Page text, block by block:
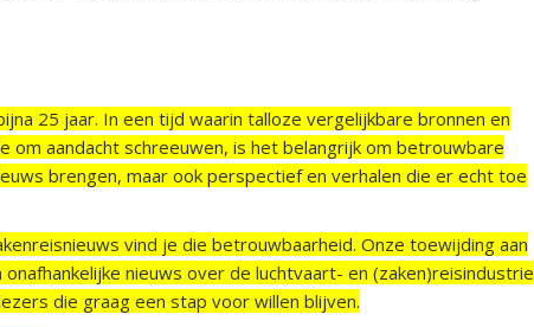
25 jaar. In een tijd waarin talloze vergelijkbare bronnen en
om aandacht schreeuwen, is het belangrijk om betrouwbare
brengen, maar ook perspectief en verhalen die er echt toe
vind je die betrouwbaarheid. Onze toewijding aan
nieuws over de luchtvaart- en (zaken)reisindustrie
die graag een stap voor willen blijven.